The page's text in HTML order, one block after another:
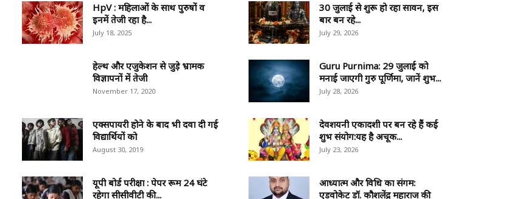
HpV : महिलाओं के साथ पुरुषों व
इनमें तेजी रहा है...
July 18, 2025
हेल्थ और एजुकेशन से जुड़े भ्रामक
विज्ञापनों में तेजी
November 17, 2020
एक्सपायरी होने के बाद भी दवा दी गई
विद्यार्थियों को
August 30, 2019
यूपी बोर्ड परीक्षा : पेपर रूम 24 घंटे
रहेगा सीसीवीटी की...
30 जुलाई से शुरू हो रहा सावन, इस
बार बन रहे...
July 29, 2026
Guru Purnima: 29 जुलाई को
मनाई जाएगी गुरु पूर्णिमा, जानें शुभ...
July 28, 2026
देवशयनी एकादशी पर बन रहे हैं कई
शुभ संयोग:यह है अचूक...
July 23, 2026
आध्यात्म और विधि का संगम:
एडवोकेट डॉ. कौशलेंद्र महाराज की